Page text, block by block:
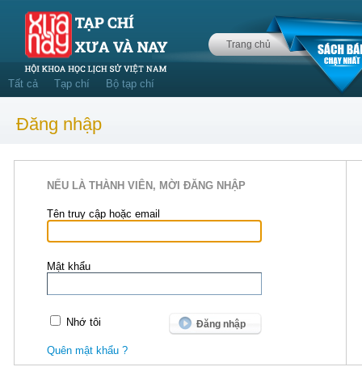
Trang chủ
Tất cả Tạp chí Bộ tạp chí
Đăng nhập
NẾU LÀ THÀNH VIÊN, MỜI ĐĂNG NHẬP
Tên truy cập hoặc email
Mật khẩu
Nhớ tôi
Quên mật khẩu ?